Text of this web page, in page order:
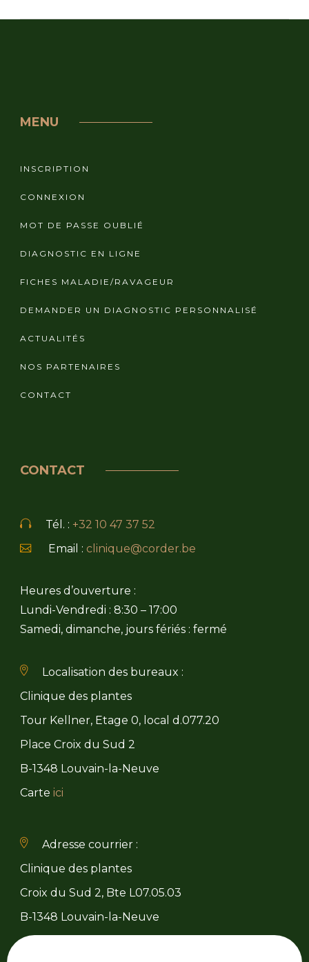
MENU
INSCRIPTION
CONNEXION
MOT DE PASSE OUBLIÉ
DIAGNOSTIC EN LIGNE
FICHES MALADIE/RAVAGEUR
DEMANDER UN DIAGNOSTIC PERSONNALISÉ
ACTUALITÉS
NOS PARTENAIRES
CONTACT
CONTACT
Tél. : +32 10 47 37 52
Email : clinique@corder.be
Heures d’ouverture :
Lundi-Vendredi : 8:30 – 17:00
Samedi, dimanche, jours fériés : fermé
Localisation des bureaux :
Clinique des plantes
Tour Kellner, Etage 0, local d.077.20
Place Croix du Sud 2
B-1348 Louvain-la-Neuve
Carte ici
Adresse courrier :
Clinique des plantes
Croix du Sud 2, Bte L07.05.03
B-1348 Louvain-la-Neuve